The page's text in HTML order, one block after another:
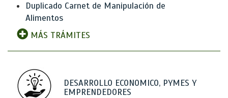
Duplicado Carnet de Manipulación de
Alimentos
MÁS TRÁMITES
DESARROLLO ECONOMICO, PYMES Y
EMPRENDEDORES